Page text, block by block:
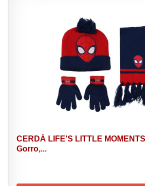
CERDÁ LIFE'S LITTLE
Gorro,...